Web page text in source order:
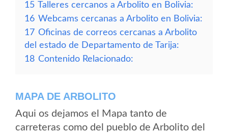
15 Talleres cercanos a Arbolito en Bolivia:
16 Webcams cercanas a Arbolito en Bolivia:
17 Oficinas de correos cercanas a Arbolito
del estado de Departamento de Tarija:
18 Contenido Relacionado:
MAPA DE ARBOLITO
Aqui os dejamos el Mapa tanto de
carreteras como del pueblo de Arbolito del